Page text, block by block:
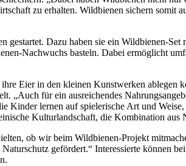
zu erhalten. Wildbienen sichern somit
Dazu haben sie ein Wildbienen-
Nachwuchs basteln. Dabei ermöglicht
Eier in den kleinen Kunstwerken ablegen
„Auch für ein ausreichendes
lernen auf spielerische Art und
Kulturlandschaft, die Kombination
ob wir beim Wildbienen-Projekt
gefördert.“ Interessierte können